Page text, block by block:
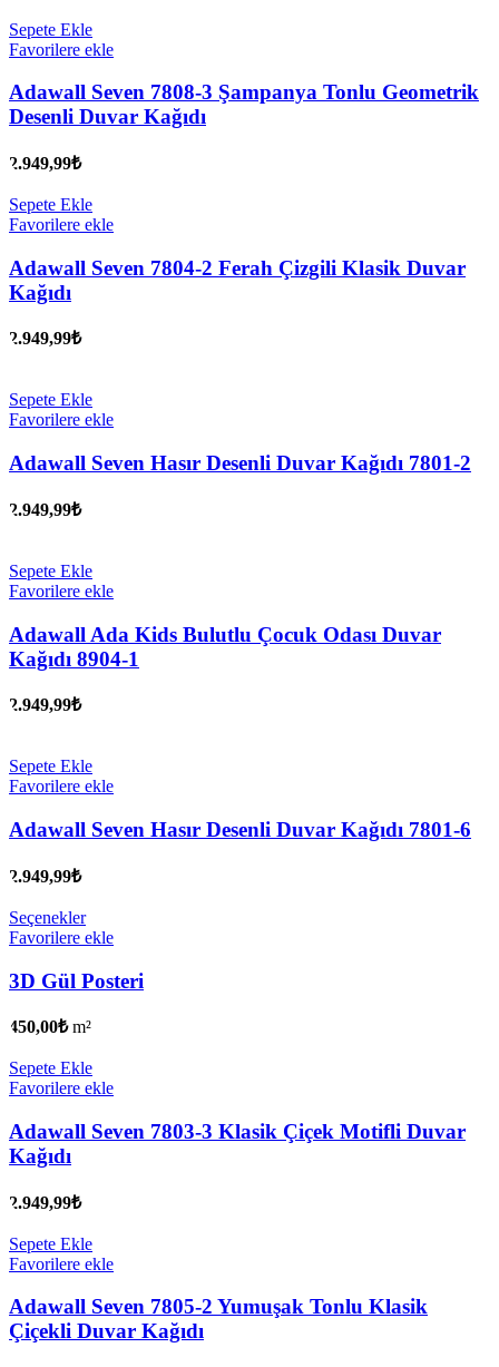
Sepete Ekle
Favorilere ekle
Adawall Seven 7808-3 Şampanya Tonlu Geometrik
Desenli Duvar Kağıdı
2.949,99₺
Sepete Ekle
Favorilere ekle
Adawall Seven 7804-2 Ferah Çizgili Klasik Duvar
Kağıdı
2.949,99₺
Sepete Ekle
Favorilere ekle
Adawall Seven Hasır Desenli Duvar Kağıdı 7801-2
2.949,99₺
Sepete Ekle
Favorilere ekle
Adawall Ada Kids Bulutlu Çocuk Odası Duvar
Kağıdı 8904-1
2.949,99₺
Sepete Ekle
Favorilere ekle
Adawall Seven Hasır Desenli Duvar Kağıdı 7801-6
2.949,99₺
Seçenekler
Favorilere ekle
3D Gül Posteri
450,00₺m²
Sepete Ekle
Favorilere ekle
Adawall Seven 7803-3 Klasik Çiçek Motifli Duvar
Kağıdı
2.949,99₺
Sepete Ekle
Favorilere ekle
Adawall Seven 7805-2 Yumuşak Tonlu Klasik
Çiçekli Duvar Kağıdı